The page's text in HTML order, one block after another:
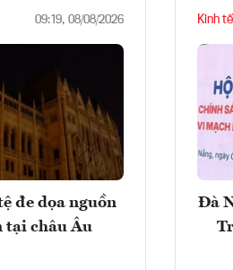
09:19, 08/08/2026
đe dọa nguồn
tại châu Âu
Kinh
Đà